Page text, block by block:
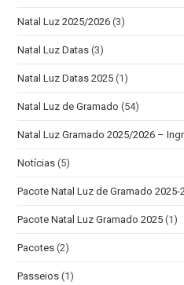
Natal Luz 2025/2026 (3)
Natal Luz Datas (3)
Natal Luz Datas 2025 (1)
Natal Luz de Gramado (54)
Natal Luz Gramado 2025/2026 –
Notícias (5)
Pacote Natal Luz de Gramado 2025-
Pacote Natal Luz Gramado 2025 (1)
Pacotes (2)
Passeios (1)